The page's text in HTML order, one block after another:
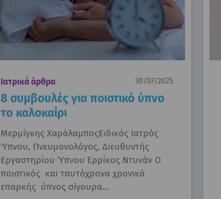
Ιατρικά άρθρα 30/07/2025
8 συμβουλές για ποιοτικό ύπνο
το καλοκαίρι
Μερμίγκης ΧαράλαμποςΕιδικός Ιατρός
Ύπνου, Πνευμονολόγος, Διευθυντής
Εργαστηρίου Ύπνου Ερρίκος Ντυνάν Ο
ποιοτικός και ταυτόχρονα χρονικά
επαρκής ύπνος σίγουρα…